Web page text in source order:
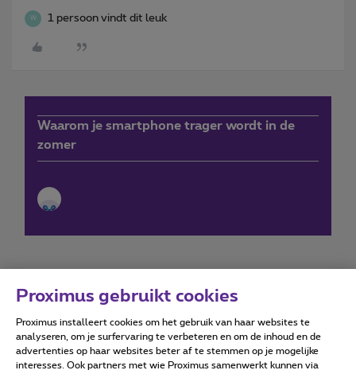
W 1 persoon vindt dit leuk
Waarom je smartphone trager wordt in de
zomer
Forumvoorwaarden Accessibility statement
Proximus gebruikt cookies
Proximus installeert cookies om het gebruik van haar websites te
analyseren, om je surfervaring te verbeteren en om de inhoud en de
advertenties op haar websites beter af te stemmen op je mogelijke
interesses. Ook partners met wie Proximus samenwerkt kunnen via